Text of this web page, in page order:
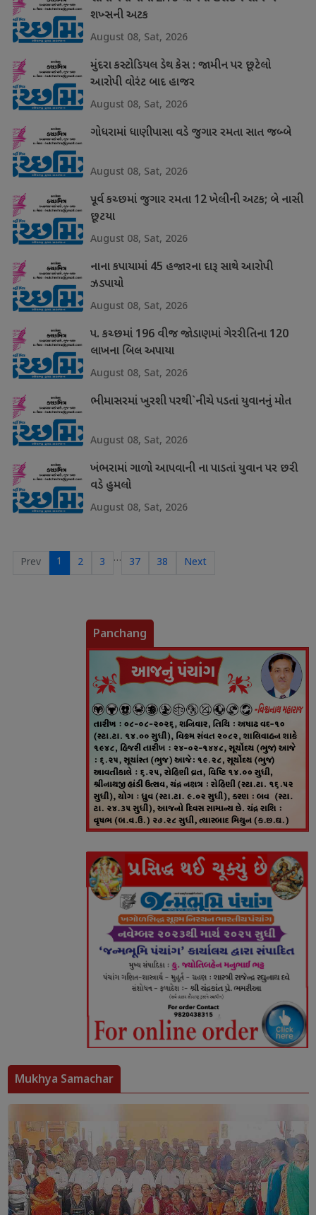
શખ્સની અટક
August 08, Sat, 2026
મુંદરા કસ્ટોડિયલ ડેથ કેસ : જામીન પર છૂટેલો
આરોપી વોરંટ બાદ હાજર
August 08, Sat, 2026
ગોધરામાં ધાણીપાસા વડે જુગાર રમતા સાત જબ્બે
August 08, Sat, 2026
પૂર્વ કચ્છમાં જુગાર રમતા 12 ખેલીની અટક; બે નાસી
છૂટયા
August 08, Sat, 2026
નાના કપાયામાં 45 હજારના દારૂ સાથે આરોપી
ઝડપાયો
August 08, Sat, 2026
પ. કચ્છમાં 196 વીજ જોડાણમાં ગેરરીતિના 120
લાખના બિલ અપાયા
August 08, Sat, 2026
ભીમાસરમાં ખુરશી પરથી`નીચે પડતાં યુવાનનું મોત
August 08, Sat, 2026
ખંભરામાં ગાળો આપવાની ના પાડતાં યુવાન પર છરી
વડે હુમલો
August 08, Sat, 2026
Prev 1 2 3 … 37 38 Next
Panchang
Mukhya Samachar